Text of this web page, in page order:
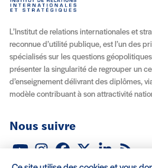
L’Institut de relations internationales et
reconnue d’utilité publique, est l’un des
spécialisés sur les questions
présenter la singularité de regrouper un
d’enseignement délivrant des diplômes,
modèle contribuant à son attractivité
Nous suivre